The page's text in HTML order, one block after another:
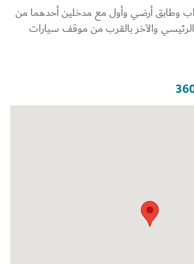
وطابق أرضي وأول مع مدخلين أحدهما من
والآخر بالقرب من موقف سيارات